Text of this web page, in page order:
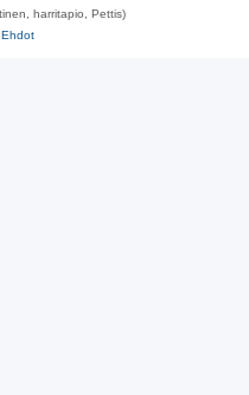
harritapio, Pettis)
Ehdot